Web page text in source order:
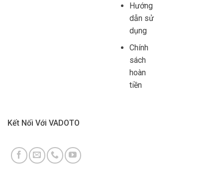
Hướng
dẫn sử
dụng
Chính
sách
hoàn
tiền
Kết Nối Với VADOTO